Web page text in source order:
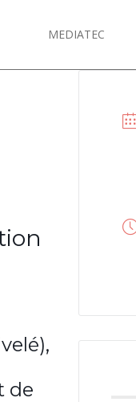
MEDIATEC
de